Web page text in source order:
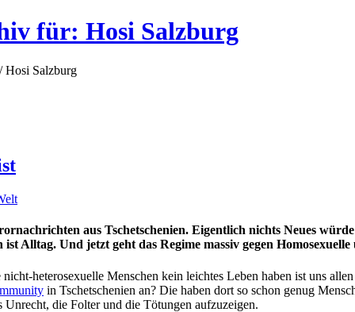
für: Hosi Salzburg
/ Hosi Salzburg
aus Tschetschenien. Eigentlich nichts Neues
Alltag. Und jetzt geht das Regime massiv gegen
heterosexuelle Menschen kein leichtes Leben haben ist uns
in Tschetschenien an? Die haben dort so schon genug
Unrecht, die Folter und die Tötungen aufzuzeigen.